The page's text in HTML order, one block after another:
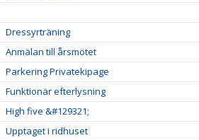
Dressyrträning
Anmälan till årsmötet
Parkering Privatekipage
Funktionär efterlysning
High five &#129321;
Upptaget i ridhuset